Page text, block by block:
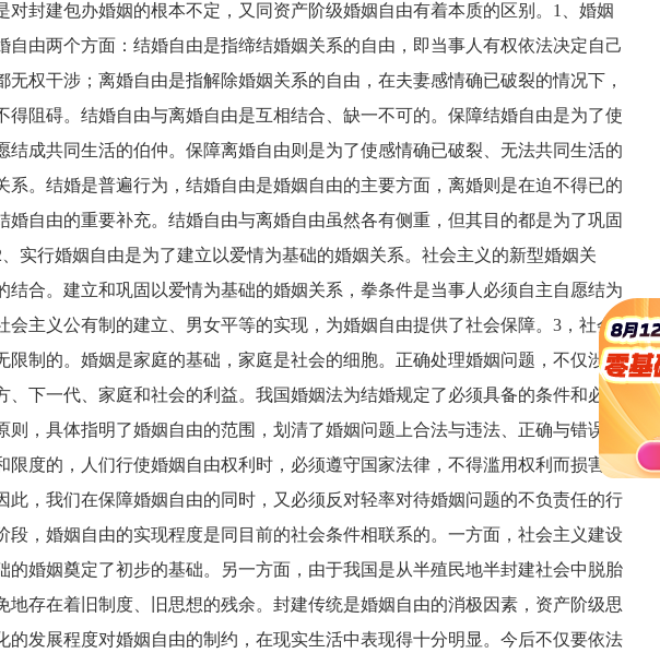
对封建包办婚姻的根本不定，又同资产阶级婚姻自由有着本质的区别。1、婚姻
自由两个方面：结婚自由是指缔结婚姻关系的自由，即当事人有权依法决定自己
权干涉；离婚自由是指解除婚姻关系的自由，在夫妻感情确已破裂的情况下，
得阻碍。结婚自由与离婚自由是互相结合、缺一不可的。保障结婚自由是为了使
结成共同生活的伯仲。保障离婚自由则是为了使感情确已破裂、无法共同生活的
系。结婚是普遍行为，结婚自由是婚姻自由的主要方面，离婚则是在迫不得已的
婚自由的重要补充。结婚自由与离婚自由虽然各有侧重，但其目的都是为了巩固
实行婚姻自由是为了建立以爱情为基础的婚姻关系。社会主义的新型婚姻关
结合。建立和巩固以爱情为基础的婚姻关系，拳条件是当事人必须自主自愿结为
会主义公有制的建立、男女平等的实现，为婚姻自由提供了社会保障。3，社会
限制的。婚姻是家庭的基础，家庭是社会的细胞。正确处理婚姻问题，不仅涉及
下一代、家庭和社会的利益。我国婚姻法为结婚规定了必须具备的条件和必须
则，具体指明了婚姻自由的范围，划清了婚姻问题上合法与违法、正确与错误的
度的，人们行使婚姻自由权利时，必须遵守国家法律，不得滥用权利而损害他
此，我们在保障婚姻自由的同时，又必须反对轻率对待婚姻问题的不负责任的行
段，婚姻自由的实现程度是同目前的社会条件相联系的。一方面，社会主义建设
的婚姻奠定了初步的基础。另一方面，由于我国是从半殖民地半封建社会中脱胎
地存在着旧制度、旧思想的残余。封建传统是婚姻自由的消极因素，资产阶级思
的发展程度对婚姻自由的制约，在现实生活中表现得十分明显。今后不仅要依法